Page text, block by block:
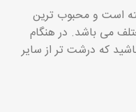
است و محبوب ترین
می باشد. در هنگام
که درشت تر از سایر